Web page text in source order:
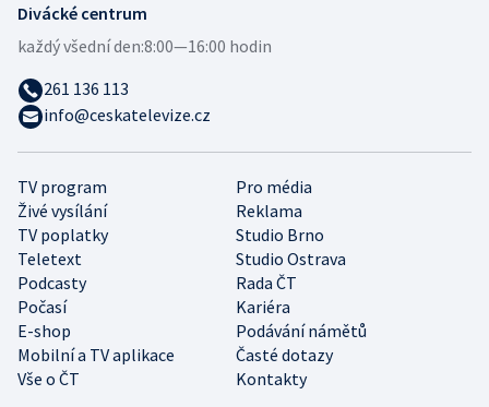
TV program
Pro média
Živé vysílání
Reklama
TV poplatky
Studio Brno
Teletext
Studio Ostrava
Podcasty
Rada ČT
Počasí
Kariéra
E-shop
Podávání námětů
Mobilní a TV aplikace
Časté dotazy
Vše o ČT
Kontakty
Divácké centrum
každý všední den:8:00—16:00 hodin
261 136 113
info@ceskatelevize.cz